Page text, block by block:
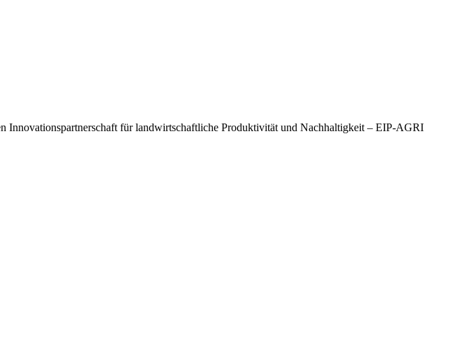
Innovationspartnerschaft für landwirtschaftliche Produktivität und Nachhaltigkeit – EIP-AGRI